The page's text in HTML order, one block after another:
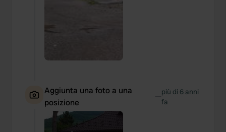
Aggiunta una foto a una
posizione
—più di 6 anni
fa